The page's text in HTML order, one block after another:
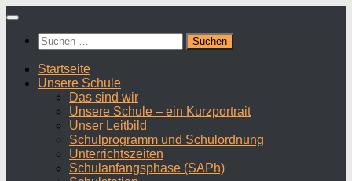
Zum
springenSuchen
nach:
Startseite
Unsere Schule
Das sind wir
Unsere Schule – ein Kurzportrait
Unser Leitbild
Schulprogramm und Schulordnung
Unterrichtszeiten
Schulanfangsphase (SAPh)